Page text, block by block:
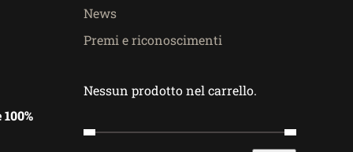
News
Premi e riconoscimenti
Nessun prodotto nel carrello.